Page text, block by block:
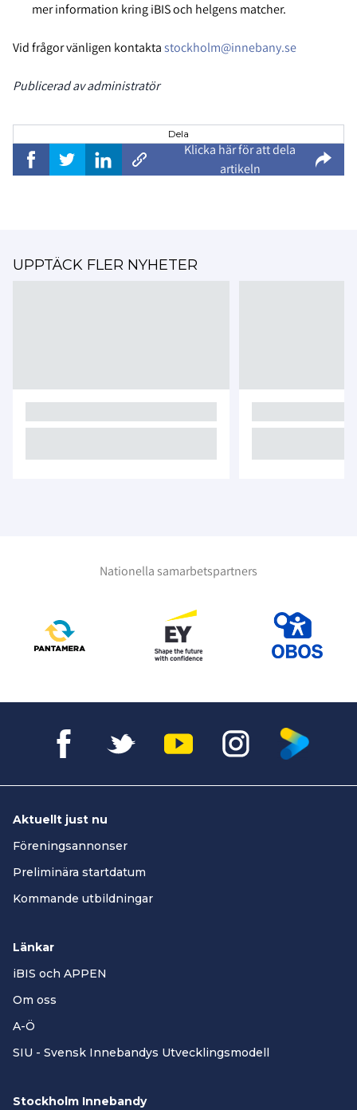
mer information kring iBIS och helgens matcher.
Vid frågor vänligen kontaktastockholm@innebany.se
Publicerad av administratör
Dela
Klicka här för att dela
artikeln
UPPTÄCK FLER NYHETER
Nationella samarbetspartners
Aktuellt just nu
Föreningsannonser
Preliminära startdatum
Kommande utbildningar
Länkar
iBIS och APPEN
Om oss
A-Ö
SIU - Svensk Innebandys Utvecklingsmodell
Stockholm Innebandy